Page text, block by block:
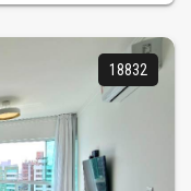
18832